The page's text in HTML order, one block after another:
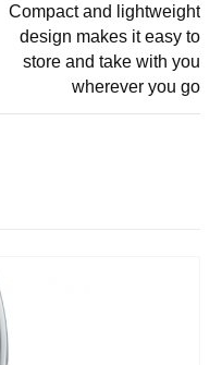
Compact and lightweight
design makes it easy to
store and take with you
wherever you go